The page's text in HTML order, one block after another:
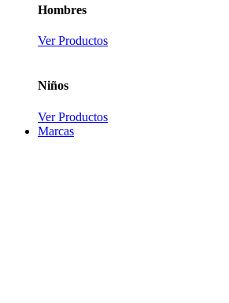
Hombres
Ver Productos
Niños
Ver Productos
Marcas